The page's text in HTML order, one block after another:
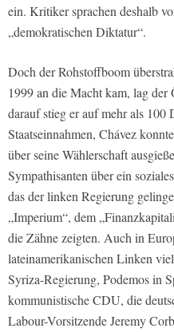
ein. Kritiker sprachen deshalb
„demokratischen Diktatur“.
Doch der Rohstoffboom
1999 an die Macht kam, lag
darauf stieg er auf mehr als 100
Staatseinnahmen, Chávez
über seine Wählerschaft
Sympathisanten über ein
das der linken Regierung
„Imperium“, dem
die Zähne zeigten. Auch in
lateinamerikanischen Linken
Syriza-Regierung, Podemos in
kommunistische CDU, die
Labour-Vorsitzende Jeremy